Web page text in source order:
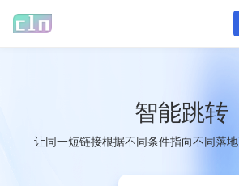
智能跳转
让同一短链接根据不同条件指向不同落